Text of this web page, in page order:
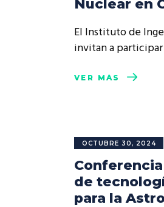
Nuclear en
El Instituto de
invitan a
VER MÁS
OCTUBRE 30, 2024
de
para la